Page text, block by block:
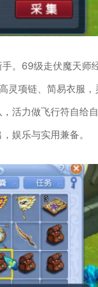
。69级走伏魔天师
灵项链、简易衣服
活力做飞行符自给
娱乐与实用兼备。